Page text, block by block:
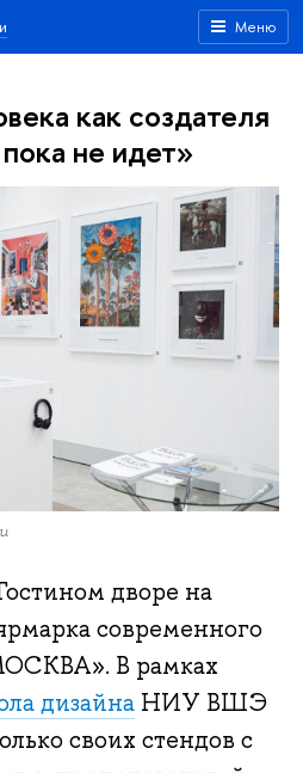
Меню
как создателя
не идет»
дворе на
современного
В рамках
дизайна НИУ ВШЭ
своих стендов с